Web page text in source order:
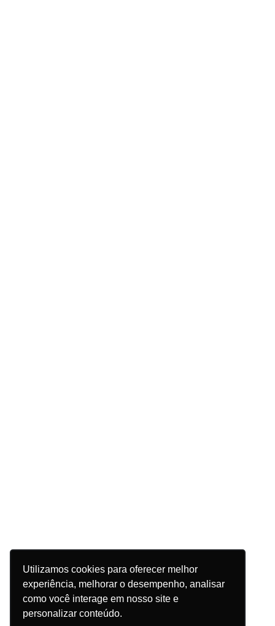
Utilizamos cookies para oferecer melhor
experiência, melhorar o desempenho, analisar
como você interage em nosso site e
personalizar conteúdo.